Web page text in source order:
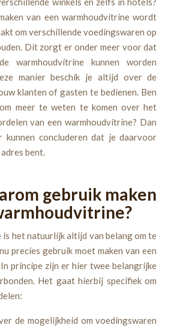
van een warmhoudvitrine wordt
om verschillende voedingswaren op
Dit zorgt er onder meer voor dat
warmhoudvitrine kunnen worden
manier beschik je altijd over de
klanten of gasten te bedienen. Ben
meer te weten te komen over het
van een warmhoudvitrine? Dan
kunnen concluderen dat je daarvoor
bent.
gebruik maken
het natuurlijk altijd van belang om te
precies gebruik moet maken van een
principe zijn er hier twee belangrijke
Het gaat hierbij specifiek om
de mogelijkheid om voedingswaren